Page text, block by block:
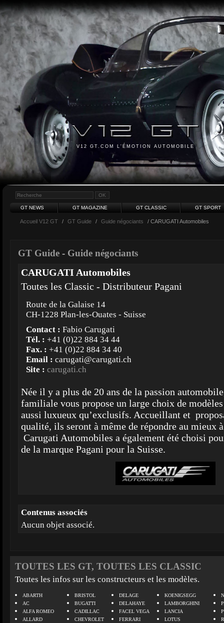
V12 GT.COM L'ÉMOTION AUTOMOBILE
GT NEWS GT MAGAZINE GT CLASSIC GT SPORT
Accueil V12 GT / GT Guide / Guide négociants / CARUGATI Automobiles
GT Guide - Guide négociants
CARUGATI Automobiles
Toutes les Classic - Distributeur Pagani
Route de la Galaise 14
CH-1228 Plan-les-Ouates - Suisse
Contact : Fabio Carugati
Tél. : +41 (0)22 884 34 44
Fax. : +41 (0)22 884 34 40
Email : carugati@carugati.ch
Site : carugati.ch
Née il y a plus de 20 ans de la passion
familiale vous propose un large choix de modèles
aussi luxueux qu’exclusifs. Accueillant et
qualité, ils seront à même de répondre au mieux
Carugati Automobiles a également été choisi
de la marque Pagani pour la Suisse.
Contenus associés
Aucun objet associé.
TOUTES LES GT, TOUTES LES CLASSIC
Toutes les infos sur les constructeurs et les modèles.
ABARTH
AC
ALFA ROMEO
ALLARD
BRISTOL
BUGATTI
CADILLAC
CHEVROLET
DELAGE
DELAHAYE
FACEL VEGA
FERRARI
KOENIGSEGG
LAMBORGHINI
LANCIA
LOTUS